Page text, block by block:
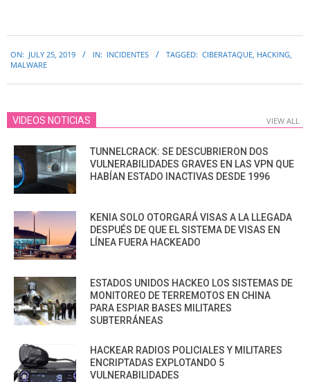
07-
ON: JULY 25, 2019 IN: INCIDENTES TAGGED: CIBERATAQUE, HACKING,
MALWARE
VIDEOS NOTICIAS VIEW ALL
TUNNELCRACK: SE DESCUBRIERON DOS
VULNERABILIDADES GRAVES EN LAS VPN QUE
HABÍAN ESTADO INACTIVAS DESDE 1996
KENIA SOLO OTORGARÁ VISAS A LA LLEGADA
DESPUÉS DE QUE EL SISTEMA DE VISAS EN
LÍNEA FUERA HACKEADO
ESTADOS UNIDOS HACKEO LOS SISTEMAS DE
MONITOREO DE TERREMOTOS EN CHINA
PARA ESPIAR BASES MILITARES
SUBTERRÁNEAS
HACKEAR RADIOS POLICIALES Y MILITARES
ENCRIPTADAS EXPLOTANDO 5
VULNERABILIDADES